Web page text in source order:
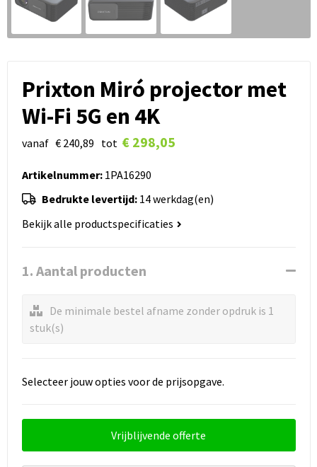
Prixton Miró projector met
Wi-Fi 5G en 4K
vanaf € 240,89 tot € 298,05
Artikelnummer:1PA16290
Bedrukte levertijd: 14 werkdag(en)
Bekijk alle productspecificaties
1. Aantal producten
De minimale bestel afname zonder opdruk is 1
stuk(s)
Selecteer jouw opties voor de prijsopgave.
Vrijblijvende offerte